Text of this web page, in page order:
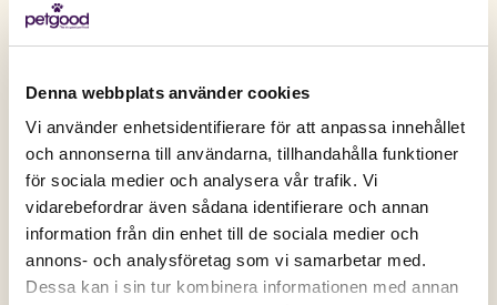
Denna webbplats använder cookies
Vi använder enhetsidentifierare för att anpassa innehållet
och annonserna till användarna, tillhandahålla funktioner
för sociala medier och analysera vår trafik. Vi
vidarebefordrar även sådana identifierare och annan
information från din enhet till de sociala medier och
annons- och analysföretag som vi samarbetar med.
Dessa kan i sin tur kombinera informationen med annan
Active location:
Sweden
Currency: SEK
SELECT YOUR COUNTRY: